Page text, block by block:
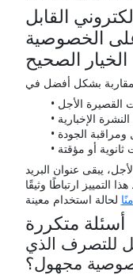
القابل
الخصوصية
الخيار الصحيح
القصيرة الأجل
الإخبارية
ومراقبة الجودة
ثانوية أو مؤقتة
يبقى عنوان البريد
التمييز ارتباطًا وثيقًا
أسئلة متكررة
للتصرف الذي
مجهول؟